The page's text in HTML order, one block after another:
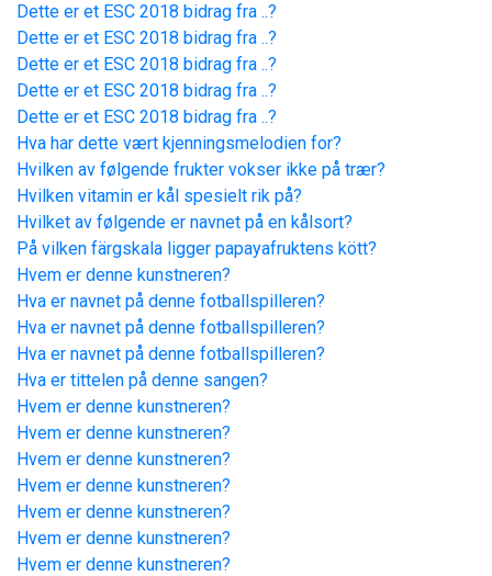
Dette er et ESC 2018 bidrag fra ..?
Dette er et ESC 2018 bidrag fra ..?
Dette er et ESC 2018 bidrag fra ..?
Dette er et ESC 2018 bidrag fra ..?
Dette er et ESC 2018 bidrag fra ..?
Hva har dette vært kjenningsmelodien for?
Hvilken av følgende frukter vokser ikke på trær?
Hvilken vitamin er kål spesielt rik på?
Hvilket av følgende er navnet på en kålsort?
På vilken färgskala ligger papayafruktens kött?
Hvem er denne kunstneren?
Hva er navnet på denne fotballspilleren?
Hva er navnet på denne fotballspilleren?
Hva er navnet på denne fotballspilleren?
Hva er tittelen på denne sangen?
Hvem er denne kunstneren?
Hvem er denne kunstneren?
Hvem er denne kunstneren?
Hvem er denne kunstneren?
Hvem er denne kunstneren?
Hvem er denne kunstneren?
Hvem er denne kunstneren?